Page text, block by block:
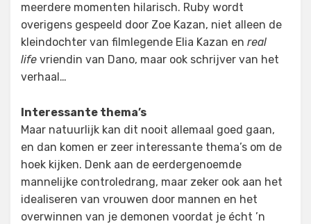
meerdere momenten hilarisch. Ruby wordt
overigens gespeeld door Zoe Kazan, niet alleen de
kleindochter van filmlegende Elia Kazan en real
life vriendin van Dano, maar ook schrijver van het
verhaal…
Interessante thema’s
Maar natuurlijk kan dit nooit allemaal goed gaan,
en dan komen er zeer interessante thema’s om de
hoek kijken. Denk aan de eerdergenoemde
mannelijke controledrang, maar zeker ook aan het
idealiseren van vrouwen door mannen en het
overwinnen van je demonen voordat je écht ’n